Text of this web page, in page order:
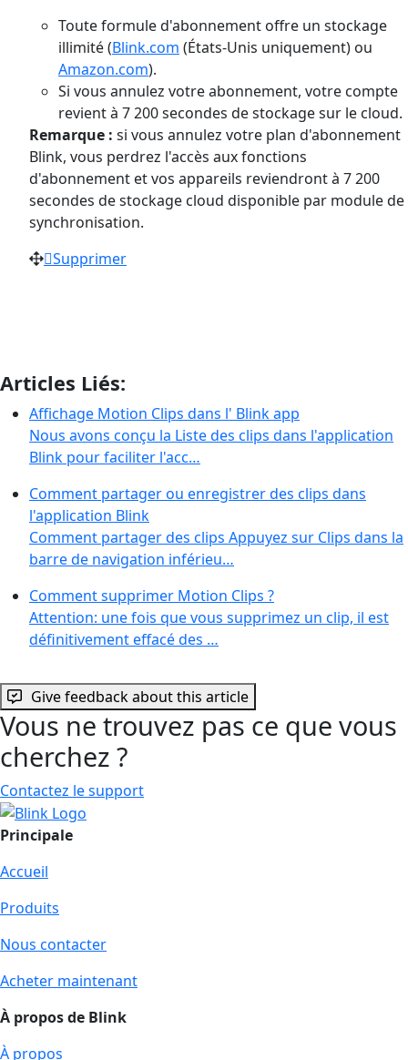
Toute formule d'abonnement offre un stockage
illimité (Blink.com (États-Unis uniquement) ou
Amazon.com).
Si vous annulez votre abonnement, votre compte
revient à 7 200 secondes de stockage sur le cloud.
Remarque : si vous annulez votre plan d'abonnement
Blink, vous perdrez l'accès aux fonctions
d'abonnement et vos appareils reviendront à 7 200
secondes de stockage cloud disponible par module de
synchronisation.
Supprimer
Articles Liés:
Affichage Motion Clips dans l' Blink app
Nous avons conçu la Liste des clips dans l'application
Blink pour faciliter l'acc…
Comment partager ou enregistrer des clips dans
l'application Blink
Comment partager des clips Appuyez sur Clips dans la
barre de navigation inférieu…
Comment supprimer Motion Clips ?
Attention: une fois que vous supprimez un clip, il est
définitivement effacé des …
Give feedback about this article
Vous ne trouvez pas ce que vous
cherchez ?
Contactez le support
Principale
Accueil
Produits
Nous contacter
Acheter maintenant
À propos de Blink
À propos